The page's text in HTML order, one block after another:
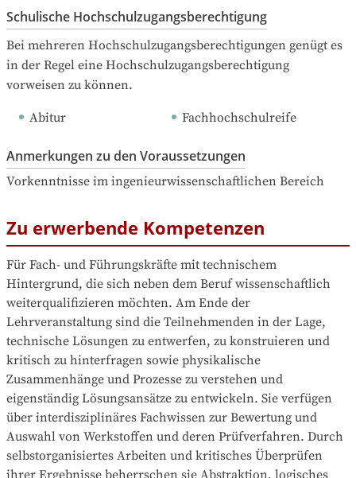
Schulische Hochschulzugangsberechtigung
Bei mehreren Hochschulzugangsberechtigungen genügt es
in der Regel eine Hochschulzugangsberechtigung
vorweisen zu können.
Abitur Fachhochschulreife
Anmerkungen zu den Voraussetzungen
Vorkenntnisse im ingenieurwissenschaftlichen Bereich
Zu erwerbende Kompetenzen
Für Fach- und Führungskräfte mit technischem
Hintergrund, die sich neben dem Beruf wissenschaftlich
weiterqualifizieren möchten. Am Ende der
Lehrveranstaltung sind die Teilnehmenden in der Lage,
technische Lösungen zu entwerfen, zu konstruieren und
kritisch zu hinterfragen sowie physikalische
Zusammenhänge und Prozesse zu verstehen und
eigenständig Lösungsansätze zu entwickeln. Sie verfügen
über interdisziplinäres Fachwissen zur Bewertung und
Auswahl von Werkstoffen und deren Prüfverfahren. Durch
selbstorganisiertes Arbeiten und kritisches Überprüfen
ihrer Ergebnisse beherrschen sie Abstraktion, logisches